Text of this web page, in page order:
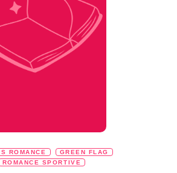
ROMANCE
GREEN FLAG
ROMANCE SPORTIVE